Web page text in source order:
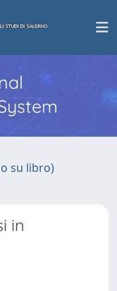
su libro)
in